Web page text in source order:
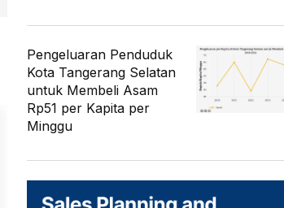
Pengeluaran Penduduk
Kota Tangerang Selatan
untuk Membeli Asam
Rp51 per Kapita per
Minggu